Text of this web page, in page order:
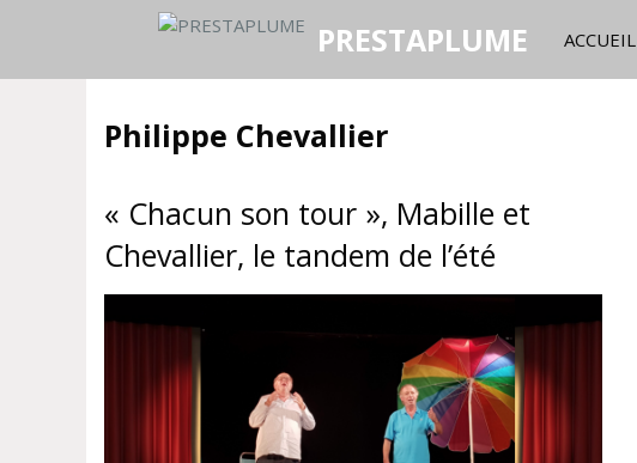
PRESTAPLUME ACCUEIL
Philippe Chevallier
« Chacun son tour », Mabille et
Chevallier, le tandem de l’été